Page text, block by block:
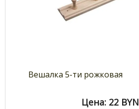
Вешалка 5-ти рожковая
Цена: 22 BYN